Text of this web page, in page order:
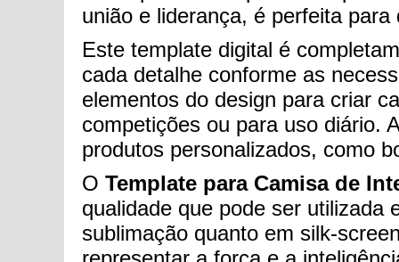
união e liderança, é perfeita
Este template digital é
cada detalhe conforme as
elementos do design para criar
competições ou para uso diário.
produtos personalizados, como
O Template para Camisa de
qualidade que pode ser utilizada
sublimação quanto em silk-